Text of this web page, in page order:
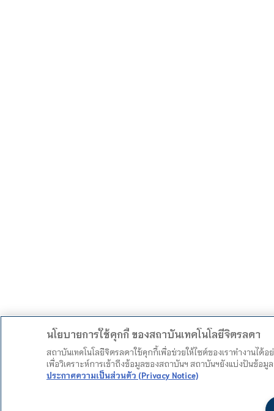
นโยบายการใช้คุกกี้ ของสถาบันเทคโนโลยีจิตรลดา
สถาบันเทคโนโลยีจิตรลดาใช้คุกกี้เพื่อช่วยให้ไซต์ของเราทำงานไ
เพื่อวิเคราะห์การเข้าถึงข้อมูลของสถาบันฯ สถาบันฯยังแบ่งปันข้อ
ประกาศความเป็นส่วนตัว (Privacy Notice)